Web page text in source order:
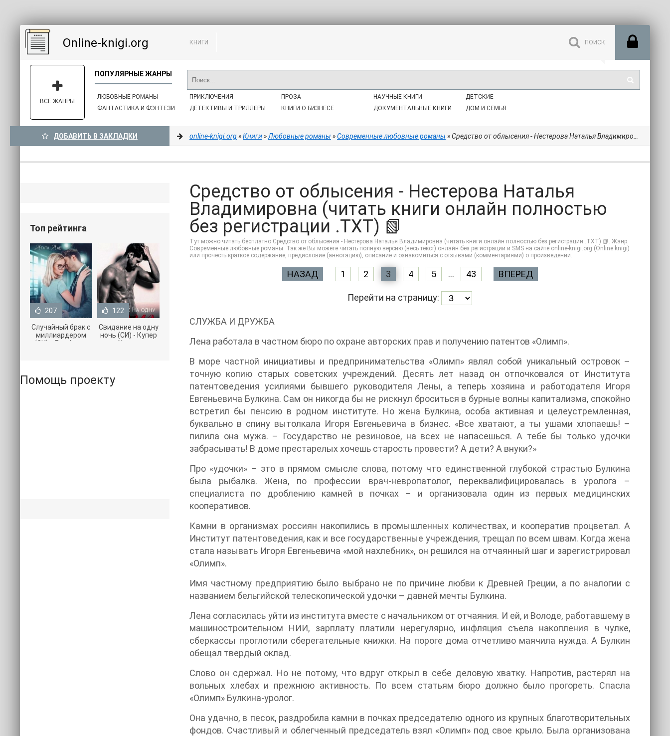
Online-knigi.org КНИГИ
ЛЮБОВНЫЕ РОМАНЫ
ФАНТАСТИКА И ФЭНТЕЗИ
ПРИКЛЮЧЕНИЯ
ДЕТЕКТИВЫ И ТРИЛЛЕРЫ
ПРОЗА
КНИГИ О БИЗНЕСЕ
НАУЧНЫЕ КНИГИ
ДОКУМЕНТАЛЬНЫЕ КНИГИ
ДЕТСКИЕ
ДОМ И СЕМЬЯ
ВСЕ ЖАНРЫ
ДОБАВИТЬ В ЗАКЛАДКИ online-knigi.org»Книги»Любовные романы »Современные любовные романы » Средство от облысения - Нестерова Наталья Владимировна (читать книги онлайн полностью без регистрации .TXT) 📗
Средство от облысения - Нестерова Наталья
Владимировна (читать книги онлайн полностью
без регистрации .TXT) 📗
Тут можно читать бесплатно Средство от облысения - Нестерова Наталья Владимировна (читать книги онлайн полностью без регистрации .TXT) 📗. Жанр:
Современные любовные романы. Так же Вы можете читать полную версию (весь текст) онлайн без регистрации и SMS на сайте online-knigi.org (Online knigi)
или прочесть краткое содержание, предисловие (аннотацию), описание и ознакомиться с отзывами (комментариями) о произведении.
НАЗАД 1 2 3 4 5 ... 43 ВПЕРЕД
Перейти на страницу:
СЛУЖБА И ДРУЖБА
Лена работала в частном бюро по охране авторских прав и получению патентов «Олимп».
В море частной инициативы и предпринимательства «Олимп» являл собой уникальный островок –
точную копию старых советских учреждений. Десять лет назад он отпочковался от Института
патентоведения усилиями бывшего руководителя Лены, а теперь хозяина и работодателя Игоря
Евгеньевича Булкина. Сам он никогда бы не рискнул броситься в бурные волны капитализма, спокойно
встретил бы пенсию в родном институте. Но жена Булкина, особа активная и целеустремленная,
буквально в спину вытолкала Игоря Евгеньевича в бизнес. «Все хватают, а ты ушами хлопаешь! –
пилила она мужа. – Государство не резиновое, на всех не напасешься. А тебе бы только удочки
забрасывать! В доме престарелых хочешь старость провести? А дети? А внуки?»
Про «удочки» – это в прямом смысле слова, потому что единственной глубокой страстью Булкина
была рыбалка. Жена, по профессии врач-невропатолог, переквалифицировалась в уролога –
специалиста по дроблению камней в почках – и организовала один из первых медицинских
кооперативов.
Камни в организмах россиян накопились в промышленных количествах, и кооператив процветал. А
Институт патентоведения, как и все государственные учреждения, трещал по всем швам. Когда жена
стала называть Игоря Евгеньевича «мой нахлебник», он решился на отчаянный шаг и зарегистрировал
«Олимп».
Имя частному предприятию было выбрано не по причине любви к Древней Греции, а по аналогии с
названием бельгийской телескопической удочки – давней мечты Булкина.
Лена согласилась уйти из института вместе с начальником от отчаяния. И ей, и Володе, работавшему в
машиностроительном НИИ, зарплату платили нерегулярно, инфляция съела накопления в чулке,
сберкассы проглотили сберегательные книжки. На пороге дома отчетливо маячила нужда. А Булкин
обещал твердый оклад.
Слово он сдержал. Но не потому, что вдруг открыл в себе деловую хватку. Напротив, растерял на
вольных хлебах и прежнюю активность. По всем статьям бюро должно было прогореть. Спасла
«Олимп» Булкина-уролог.
Она удачно, в песок, раздробила камни в почках председателю одного из крупных благотворительных
фондов. Счастливый и облегченный председатель взял «Олимп» под свое крыло. Была организована
Топ рейтинга
207
Случайный брак с
миллиардером
(СИ) - Лав Агата
122
Свидание на одну
ночь (СИ) - Купер
Хелен
Помощь проекту